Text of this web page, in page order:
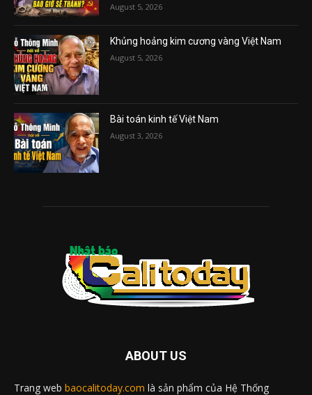
August 5, 2026
Khủng hoảng kim cương vàng Việt Nam
August 5, 2026
Bài toán kinh tế Việt Nam
August 3, 2026
ABOUT US
Trang web baocalitoday.com là sản phẩm của Hệ Thống